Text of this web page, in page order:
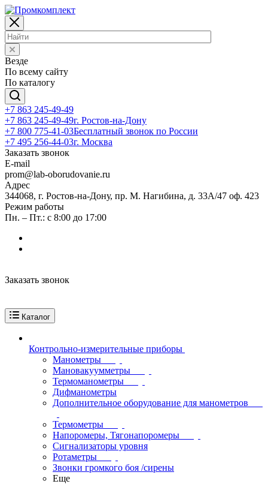
Везде
По всему сайту
По каталогу
+7 863 245-49-49
+7 863 245-49-49г. Ростов-на-Дону
+7 800 775-41-03Бесплатный звонок по России
+7 495 256-44-03г. Москва
Заказать звонок
E-mail
prom@lab-oborudovanie.ru
Адрес
344068, г. Ростов-на-Дону, пр. М. Нагибина, д. 33А/47 оф. 423
Режим работы
Пн. – Пт.: с 8:00 до 17:00
Заказать звонок
Каталог
Контрольно-измерительные приборы
Манометры
Мановакуумметры
Термоманометры
Дифманометры
Дополнительное оборудование для манометров
Термометры
Напоромеры, Тягонапоромеры
Сигнализаторы уровня
Ротаметры
Звонки громкого боя /сирены
Еще